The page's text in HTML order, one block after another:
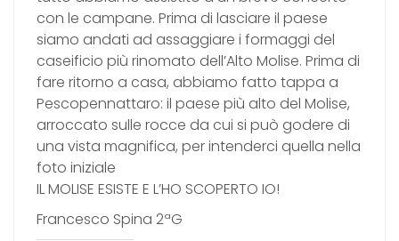
con le campane. Prima di lasciare il paese
siamo andati ad assaggiare i formaggi del
caseificio più rinomato dell’Alto Molise. Prima di
fare ritorno a casa, abbiamo fatto tappa a
Pescopennattaro: il paese più alto del Molise,
arroccato sulle rocce da cui si può godere di
una vista magnifica, per intenderci quella nella
foto iniziale
IL MOLISE ESISTE E L’HO SCOPERTO IO!
Francesco Spina 2ªG